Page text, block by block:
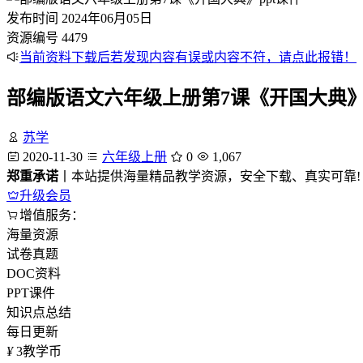
发布时间 2024年06月05日
资源编号 4479
当前资料下载后若发现内容有误或内容不符，请点此报错！
部编版语文六年级上册第7课《开国大典
苏学
2020-11-30
六年级上册 0
1,067
郑重承诺 丨本站提供海量精品教学资源，安全下载、真实可靠!
升级会员
增值服务：
海量资源
试卷真题
DOC资料
PPT课件
知识点总结
每日更新
¥ 3教学币